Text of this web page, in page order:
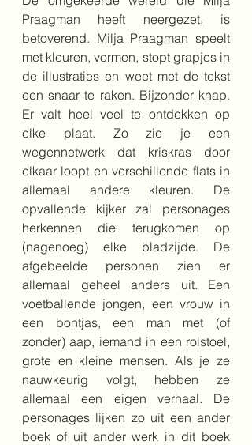
Praagman heeft neergezet, is
betoverend. Milja Praagman speelt
met kleuren, vormen, stopt grapjes in
de illustraties en weet met de tekst
een snaar te raken. Bijzonder knap.
Er valt heel veel te ontdekken op
elke plaat. Zo zie je een
wegennetwerk dat kriskras door
elkaar loopt en verschillende flats in
allemaal andere kleuren. De
opvallende kijker zal personages
herkennen die terugkomen op
(nagenoeg) elke bladzijde. De
afgebeelde personen zien er
allemaal geheel anders uit. Een
voetballende jongen, een vrouw in
een bontjas, een man met (of
zonder) aap, iemand in een rolstoel,
grote en kleine mensen. Als je ze
nauwkeurig volgt, hebben ze
allemaal een eigen verhaal. De
personages lijken zo uit een ander
boek of uit ander werk in dit boek